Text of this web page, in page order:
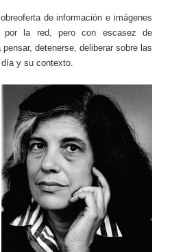
de información e imágenes
por la red, pero con escasez de
detenerse, deliberar sobre las
y su contexto.